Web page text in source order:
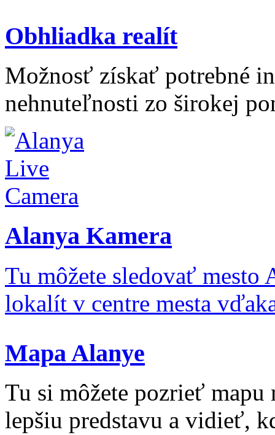
Obhliadka realít
Možnosť získať potrebné
nehnuteľnosti zo širokej
Alanya Kamera
Tu môžete sledovať mesto
lokalít v centre mesta
Mapa Alanye
Tu si môžete pozrieť
lepšiu predstavu a vidieť,